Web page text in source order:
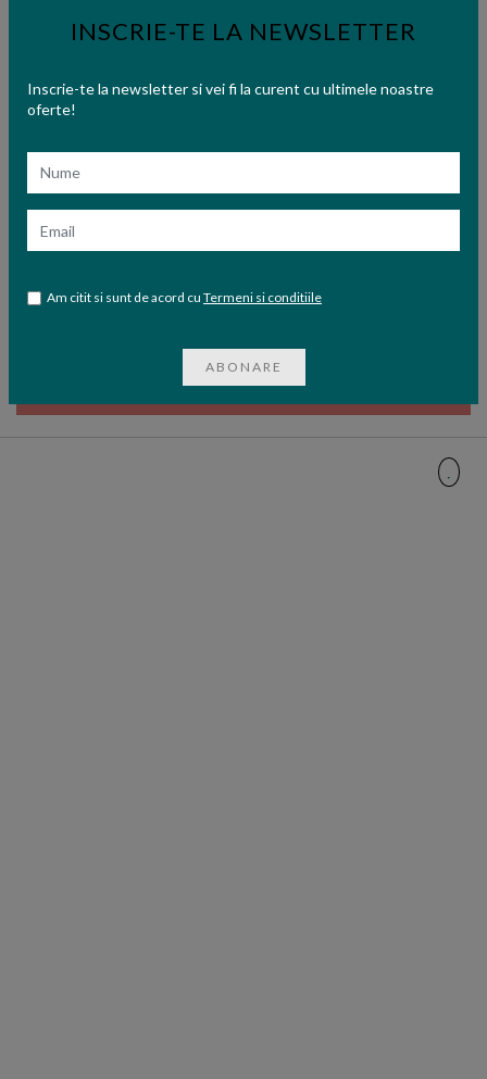
INSCRIE-TE LA NEWSLETTER
Inscrie-te la newsletter si vei fi la curent cu ultimele noastre
oferte!
Am citit si sunt de acord cu Termeni si conditiile
ABONARE